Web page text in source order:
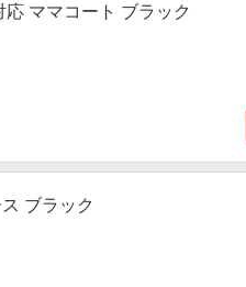
ママコート ブラック
ブラック